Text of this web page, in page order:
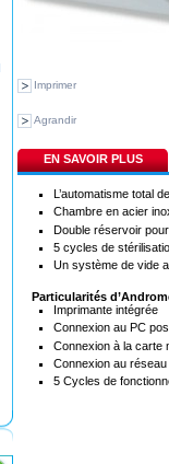
Imprimer
Agrandir
EN SAVOIR PLUS
L’automatisme total
Chambre en acier
Double réservoir pour
5 cycles de
Un système de vide
Particularités
Imprimante intégrée
Connexion au PC
Connexion à la carte
Connexion au
5 Cycles de